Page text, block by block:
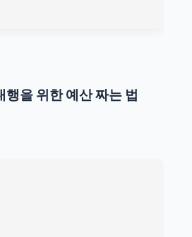
을 위한 예산 짜는 법